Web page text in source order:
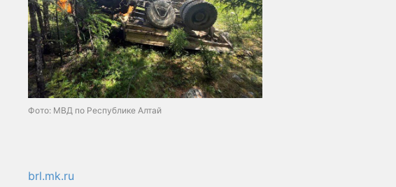
Фото: МВД по Республике Алтай
brl.mk.ru